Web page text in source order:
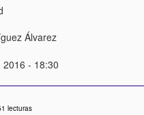
Álvarez
2016 - 18:30
lecturas